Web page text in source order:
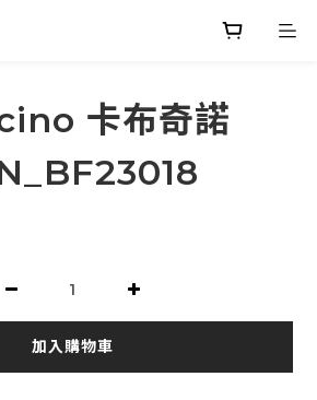
卡布奇諾
加入購物車